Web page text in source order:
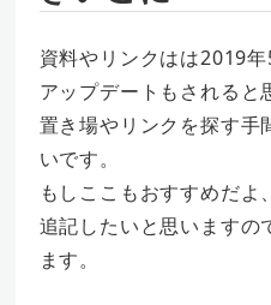
資料やリンクはは2019
アップデートもされると
置き場やリンクを探す手
いです。
もしここもおすすめだよ
追記したいと思いますの
ます。